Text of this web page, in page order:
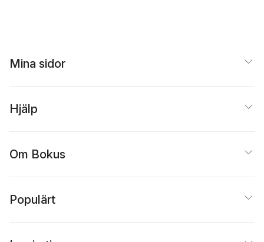
Mina sidor
Hjälp
Om Bokus
Populärt